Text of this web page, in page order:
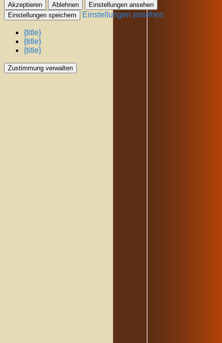
Akzeptieren Ablehnen
Einstellungen ansehen
Einstellungen speichern
Einstellungen ansehen
{title}
{title}
{title}
Zustimmung verwalten